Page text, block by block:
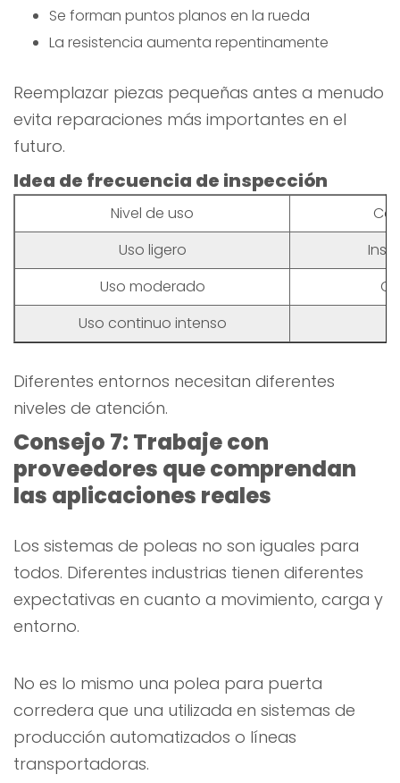
Se forman puntos planos en la rueda
La resistencia aumenta repentinamente
Reemplazar piezas pequeñas antes a menudo
evita reparaciones más importantes en el
futuro.
Idea de frecuencia de inspección
Nivel de uso
Uso ligero
Uso moderado
Uso continuo intenso
Diferentes entornos necesitan diferentes
niveles de atención.
Consejo 7: Trabaje con
proveedores que comprendan
las aplicaciones reales
Los sistemas de poleas no son iguales para
todos. Diferentes industrias tienen diferentes
expectativas en cuanto a movimiento, carga y
entorno.
No es lo mismo una polea para puerta
corredera que una utilizada en sistemas de
producción automatizados o líneas
transportadoras.